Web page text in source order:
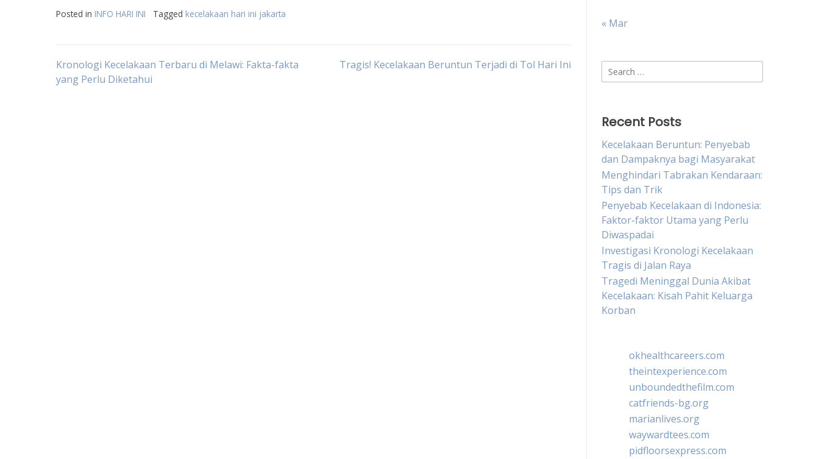
Posted in INFO HARI INI Tagged kecelakaan hari ini jakarta
Post
Kronologi Kecelakaan Terbaru di Melawi: Fakta-fakta
yang Perlu Diketahui
Tragis! Kecelakaan Beruntun Terjadi di Tol Hari Ini
« Mar
Search
for:
Recent Posts
Kecelakaan Beruntun: Penyebab
dan Dampaknya bagi Masyarakat
Menghindari Tabrakan Kendaraan:
Tips dan Trik
Penyebab Kecelakaan di Indonesia:
Faktor-faktor Utama yang Perlu
Diwaspadai
Investigasi Kronologi Kecelakaan
Tragis di Jalan Raya
Tragedi Meninggal Dunia Akibat
Kecelakaan: Kisah Pahit Keluarga
Korban
okhealthcareers.com
theintexperience.com
unboundedthefilm.com
catfriends-bg.org
marianlives.org
waywardtees.com
pidfloorsexpress.com